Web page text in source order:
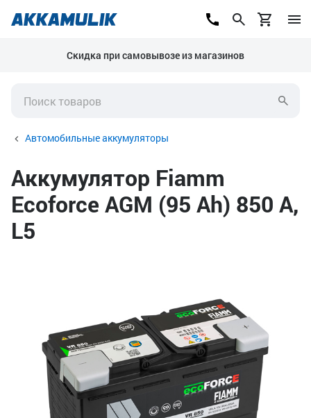
Скидка при самовывозе из магазинов
Автомобильные аккумуляторы
Аккумулятор Fiamm
Ecoforce AGM (95 Ah) 850 A,
L5